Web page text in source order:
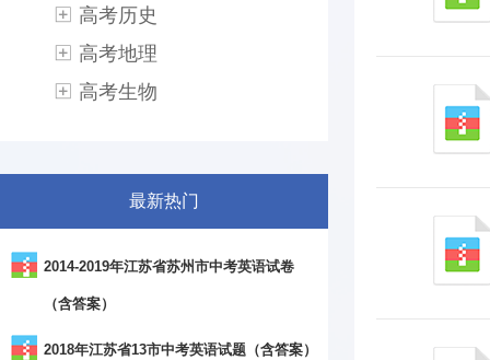
高考历史
高考地理
高考生物
最新热门
2014-2019年江苏省苏州市中考英语试卷
（含答案）
2018年江苏省13市中考英语试题（含答案）